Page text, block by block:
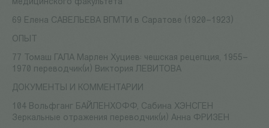
медицинского факультета
69 Елена САВЕЛЬЕВА ВГМТИ в Саратове (1920–1923)
ОПЫТ
77 Томаш ГАЛА Марлен Хуциев: чешская рецепция, 1955–
1970 переводчик(и) Виктория ЛЕВИТОВА
ДОКУМЕНТЫ И КОММЕНТАРИИ
104 Вольфганг БАЙЛЕНХОФФ, Сабина ХЭНСГЕН
Зеркальные отражения переводчик(и) Анна ФРИЗЕН